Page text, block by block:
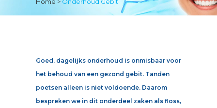
Goed, dagelijks onderhoud is onmisbaar voor
het behoud van een gezond gebit. Tanden
poetsen alleen is niet voldoende. Daarom
bespreken we in dit onderdeel zaken als floss,